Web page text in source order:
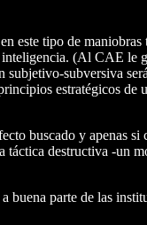
este tipo de
(Al CAE le
subjetivo-subversiva
estratégicos
buscado y apenas
táctica destructiva -un
parte de las